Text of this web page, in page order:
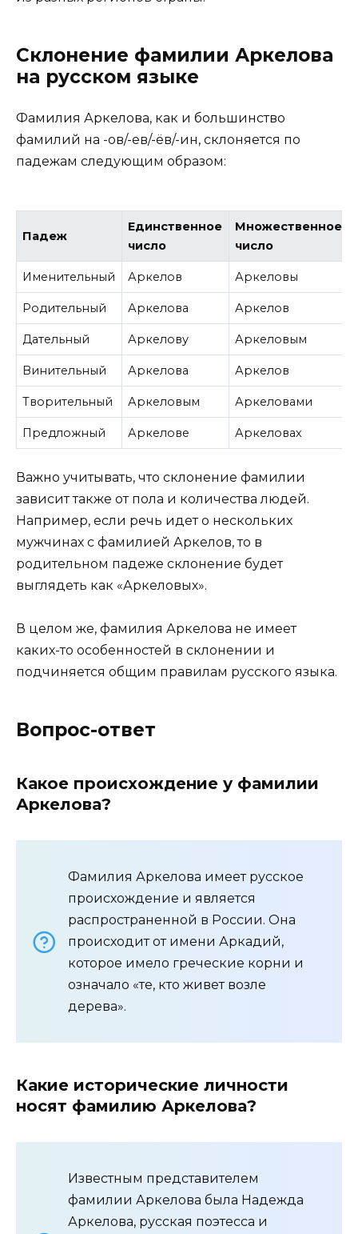
Склонение фамилии Аркелова
на русском языке
Фамилия Аркелова, как и большинство
фамилий на -ов/-ев/-ёв/-ин, склоняется по
падежам следующим образом:
Падеж
Единственное
число
Множественное
число
Именительный Аркелов Аркеловы
Родительный Аркелова Аркелов
Дательный Аркелову Аркеловым
Винительный Аркелова Аркелов
Творительный Аркеловым Аркеловами
Предложный Аркелове Аркеловах
Важно учитывать, что склонение фамилии
зависит также от пола и количества людей.
Например, если речь идет о нескольких
мужчинах с фамилией Аркелов, то в
родительном падеже склонение будет
выглядеть как «Аркеловых».
В целом же, фамилия Аркелова не имеет
каких-то особенностей в склонении и
подчиняется общим правилам русского языка.
Вопрос-ответ
Какое происхождение у фамилии
Аркелова?
Фамилия Аркелова имеет русское
происхождение и является
распространенной в России. Она
происходит от имени Аркадий,
которое имело греческие корни и
означало «те, кто живет возле
дерева».
Какие исторические личности
носят фамилию Аркелова?
Известным представителем
фамилии Аркелова была Надежда
Аркелова, русская поэтесса и